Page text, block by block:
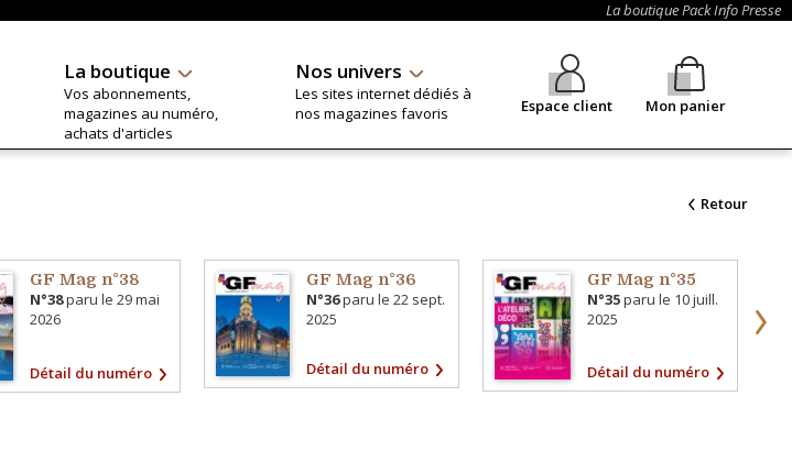
La boutique Pack Info Presse
La boutique
Vos abonnements,
magazines au numéro,
achats d'articles
Nos univers
Les sites internet dédiés à
nos magazines favoris
Espace client Mon panier
Retour
GF Mag n°38
N°38paru le29 mai
2026
Détail du numéro
GF Mag n°36
N°36paru le22 sept.
2025
Détail du numéro
GF Mag n°35
N°35paru le 10 juill.
2025
Détail du numéro